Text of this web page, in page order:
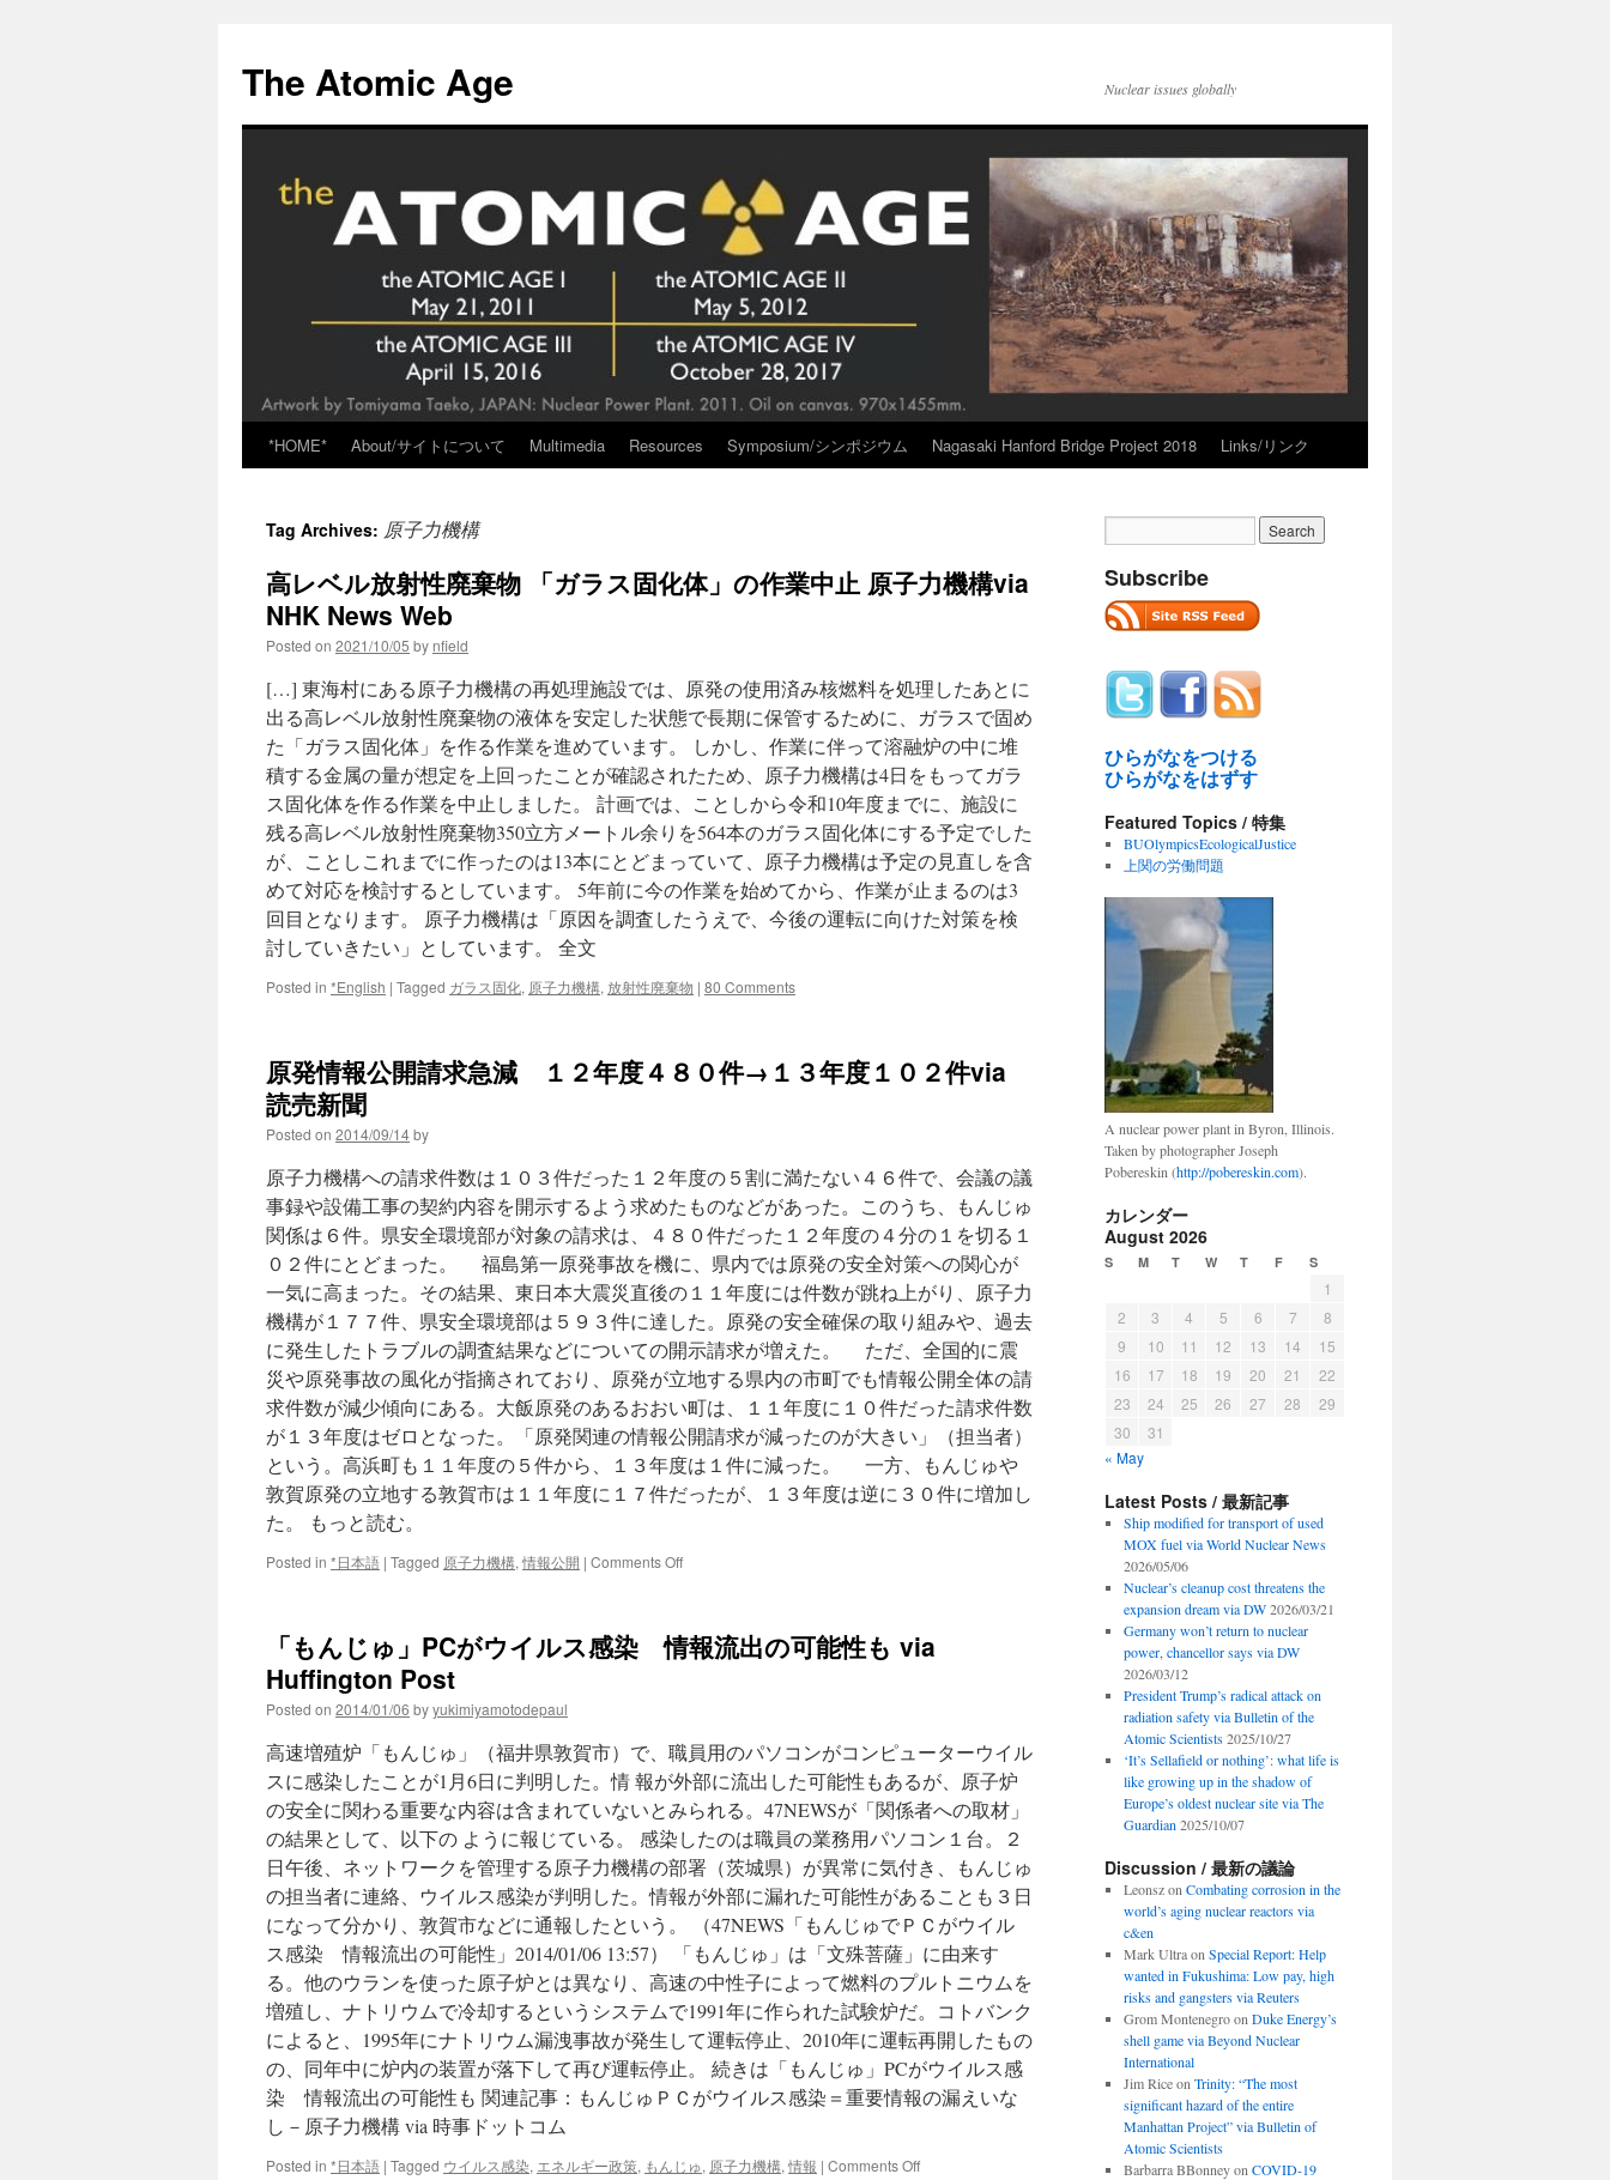
content
The Atomic Age Nuclear issues globally
*HOME* About/サイトについて Multimedia Resources Symposium/シンポジウム Nagasaki Hanford Bridge Project 2018 Links/リンク
Tag Archives: 原子力機構
高レベル放射性廃棄物 「ガラス固化体」の作業中止 原子力機構via
NHK News Web
Posted on 2021/10/05 by nfield
[…] 東海村にある原子力機構の再処理施設では、原発の使用済み核燃料を処理したあとに
出る高レベル放射性廃棄物の液体を安定した状態で長期に保管するために、ガラスで固め
た「ガラス固化体」を作る作業を進めています。 しかし、作業に伴って溶融炉の中に堆
積する金属の量が想定を上回ったことが確認されたため、原子力機構は4日をもってガラ
ス固化体を作る作業を中止しました。 計画では、ことしから令和10年度までに、施設に
残る高レベル放射性廃棄物350立方メートル余りを564本のガラス固化体にする予定でした
が、ことしこれまでに作ったのは13本にとどまっていて、原子力機構は予定の見直しを含
めて対応を検討するとしています。 5年前に今の作業を始めてから、作業が止まるのは3
回目となります。 原子力機構は「原因を調査したうえで、今後の運転に向けた対策を検
討していきたい」としています。 全文
Posted in *English | Tagged ガラス固化, 原子力機構, 放射性廃棄物 | 80 Comments
原発情報公開請求急減 １２年度４８０件→１３年度１０２件via
読売新聞
Posted on 2014/09/14by
原子力機構への請求件数は１０３件だった１２年度の５割に満たない４６件で、会議の議
事録や設備工事の契約内容を開示するよう求めたものなどがあった。このうち、もんじゅ
関係は６件。県安全環境部が対象の請求は、４８０件だった１２年度の４分の１を切る１
０２件にとどまった。 福島第一原発事故を機に、県内では原発の安全対策への関心が
一気に高まった。その結果、東日本大震災直後の１１年度には件数が跳ね上がり、原子力
機構が１７７件、県安全環境部は５９３件に達した。原発の安全確保の取り組みや、過去
に発生したトラブルの調査結果などについての開示請求が増えた。 ただ、全国的に震
災や原発事故の風化が指摘されており、原発が立地する県内の市町でも情報公開全体の請
求件数が減少傾向にある。大飯原発のあるおおい町は、１１年度に１０件だった請求件数
が１３年度はゼロとなった。「原発関連の情報公開請求が減ったのが大きい」（担当者）
という。高浜町も１１年度の５件から、１３年度は１件に減った。 一方、もんじゅや
敦賀原発の立地する敦賀市は１１年度に１７件だったが、１３年度は逆に３０件に増加し
た。 もっと読む。
Posted in *日本語 | Tagged 原子力機構, 情報公開 | Comments Offon
報
急
減
１
２
年
度
４
８
件
１
３
年
１
０
via
「もんじゅ」PCがウイルス感染 情報流出の可能性も via
Huffington Post
Posted on 2014/01/06 byyukimiyamotodepaul
高速増殖炉「もんじゅ」（福井県敦賀市）で、職員用のパソコンがコンピューターウイル
スに感染したことが1月6日に判明した。情 報が外部に流出した可能性もあるが、原子炉
の安全に関わる重要な内容は含まれていないとみられる。47NEWSが「関係者への取材」
の結果として、以下の ように報じている。 感染したのは職員の業務用パソコン１台。２
日午後、ネットワークを管理する原子力機構の部署（茨城県）が異常に気付き、もんじゅ
の担当者に連絡、ウイルス感染が判明した。情報が外部に漏れた可能性があることも３日
になって分かり、敦賀市などに通報したという。 （47NEWS「もんじゅでＰＣがウイル
ス感染 情報流出の可能性」2014/01/06 13:57） 「もんじゅ」は「文殊菩薩」に由来す
る。他のウランを使った原子炉とは異なり、高速の中性子によって燃料のプルトニウムを
増殖し、ナトリウムで冷却するというシステムで1991年に作られた試験炉だ。コトバンク
によると、1995年にナトリウム漏洩事故が発生して運転停止、2010年に運転再開したもの
の、同年中に炉内の装置が落下して再び運転停止。 続きは「もんじゅ」PCがウイルス感
染 情報流出の可能性も 関連記事：もんじゅＰＣがウイルス感染＝重要情報の漏えいな
し－原子力機構 via 時事ドットコム
Posted in *日本語 | Tagged ウイルス感染, エネルギー政策, もんじゅ, 原子力機構, 情報 | Comments Offon
Subscribe
ひらがなをつける
ひらがなをはずす
Featured Topics / 特集
BUOlympicsEcologicalJustice
上関の労働問題
A nuclear power plant in Byron, Illinois.
Taken by photographer Joseph
Pobereskin (http://pobereskin.com).
カレンダー
August 2026
S M T W T F S
1
2
3 4 5 6 7
8
9
10 11 12 13 14
15
16
17 18 19 20 21
22
23
24 25 26 27 28
29
30
31
« May
Latest Posts / 最新記事
Ship modified for transport of used
MOX fuel via World Nuclear News
2026/05/06
Nuclear’s cleanup cost threatens the
expansion dream via DW 2026/03/21
Germany won’t return to nuclear
power, chancellor says via DW
2026/03/12
President Trump’s radical attack on
radiation safety via Bulletin of the
Atomic Scientists 2025/10/27
‘It’s Sellafield or nothing’: what life is
like growing up in the shadow of
Europe’s oldest nuclear site via The
Guardian 2025/10/07
Discussion / 最新の議論
Leonszon Combating corrosion in the
world’s aging nuclear reactors via
c&en
Mark Ultraon Special Report: Help
wanted in Fukushima: Low pay, high
risks and gangsters via Reuters
Grom Montenegroon Duke Energy’s
shell game via Beyond Nuclear
International
Jim Riceon Trinity: “The most
significant hazard of the entire
Manhattan Project” via Bulletin of
Atomic Scientists
Barbarra BBonneyon COVID-19